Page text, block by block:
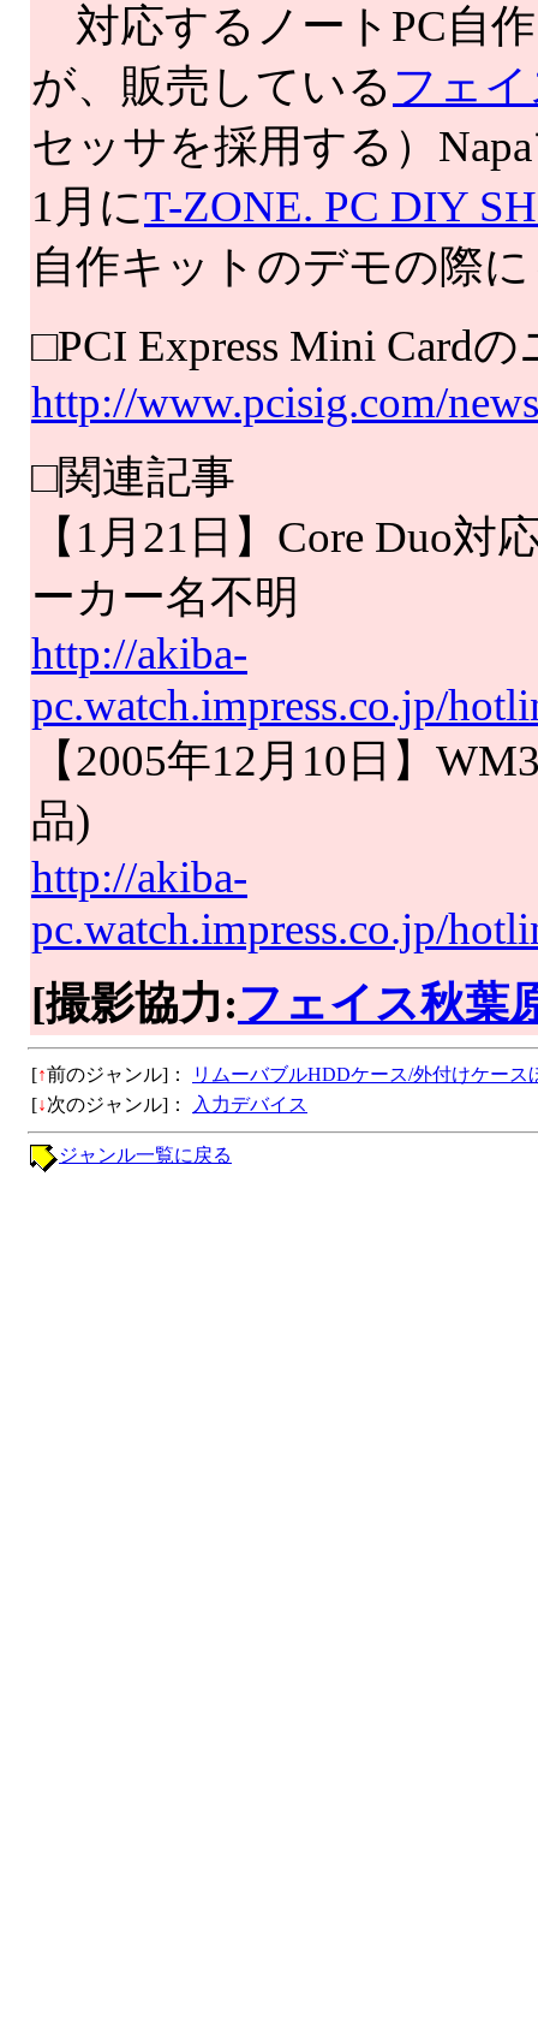
対応するノートPC自
が、販売している フェ
セッサを採用する）
1月にT-ZONE. PC DIY
自作キットのデモの際
□PCI Express Mini Card
http://www.pcisig.com/
□関連記事
【1月21日】Core Duo
ーカー名不明
http://akiba-
pc.watch.impress.co.jp/
【2005年12月10日】
品)
http://akiba-
pc.watch.impress.co.jp/
[撮影協力:フェイス秋葉
[↑前のジャンル]：
リムーバブルHDDケース/外付けケース
[↓次のジャンル]： 入力デバイス
ジャンル一覧に戻る